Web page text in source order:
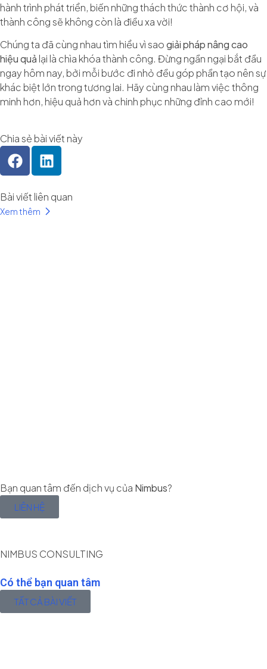
hành trình phát triển, biến những thách thức thành cơ hội, và
thành công sẽ không còn là điều xa vời!
Chúng ta đã cùng nhau tìm hiểu vì saogiải pháp nâng cao
hiệu quả lại là chìa khóa thành công. Đừng ngần ngại bắt đầu
ngay hôm nay, bởi mỗi bước đi nhỏ đều góp phần tạo nên sự
khác biệt lớn trong tương lai. Hãy cùng nhau làm việc thông
minh hơn, hiệu quả hơn và chinh phục những đỉnh cao mới!
Chia sẻ bài viết này
Bài viết liên quan
Xem thêm
Bạn quan tâm đến dịch vụ của Nimbus?
LIÊN HỆ
NIMBUS CONSULTING
Có thể bạn quan tâm
TẤT CẢ BÀI VIẾT